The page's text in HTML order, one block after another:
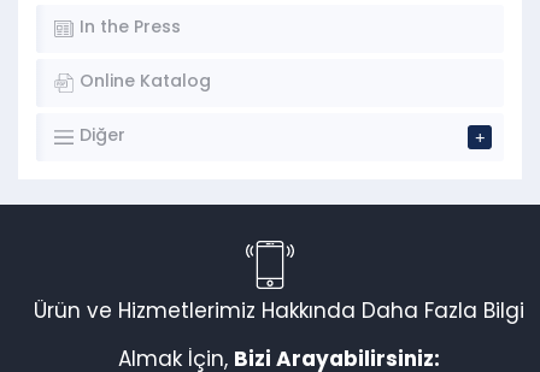
In the Press
Online Katalog
Diğer
Ürün ve Hizmetlerimiz Hakkında Daha Fazla Bilgi
Almak İçin, Bizi Arayabilirsiniz: